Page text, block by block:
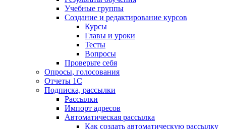
Учебные группы
Создание и редактирование курсов
Курсы
Главы и уроки
Тесты
Вопросы
Проверьте себя
Опросы, голосования
Отчеты 1С
Подписка, рассылки
Рассылки
Импорт адресов
Автоматическая рассылка
Как создать автоматическую рассылку